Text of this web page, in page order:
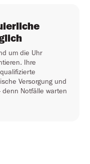
um die Uhr
Ihre
Versorgung und
Notfälle warten